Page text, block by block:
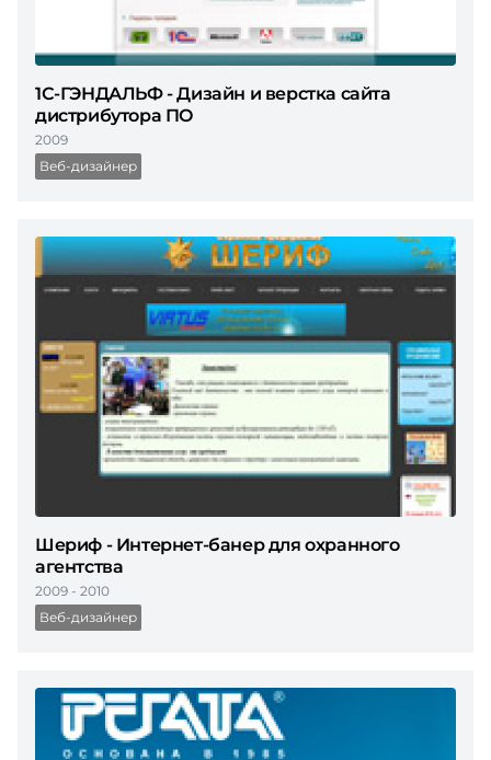
1С-ГЭНДАЛЬФ - Дизайн и верстка сайта
дистрибутора ПО
2009
Веб-дизайнер
Шериф - Интернет-банер для охранного
агентства
2009 - 2010
Веб-дизайнер